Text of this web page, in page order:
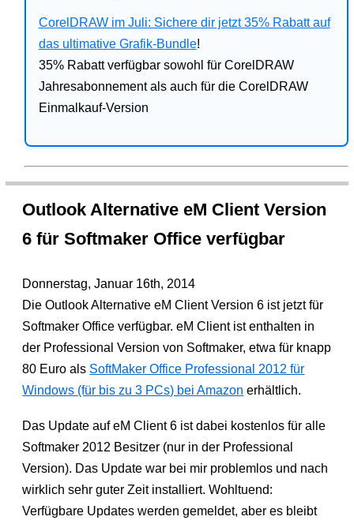
CorelDRAW im Juli: Sichere dir jetzt 35% Rabatt auf
das ultimative Grafik-Bundle!
35% Rabatt verfügbar sowohl für CorelDRAW
Jahresabonnement als auch für die CorelDRAW
Einmalkauf-Version
Outlook Alternative eM Client Version
6 für Softmaker Office verfügbar
Donnerstag, Januar 16th, 2014
Die Outlook Alternative eM Client Version 6 ist jetzt für
Softmaker Office verfügbar. eM Client ist enthalten in
der Professional Version von Softmaker, etwa für knapp
80 Euro als SoftMaker Office Professional 2012 für
Windows (für bis zu 3 PCs) bei Amazon erhältlich.
Das Update auf eM Client 6 ist dabei kostenlos für alle
Softmaker 2012 Besitzer (nur in der Professional
Version). Das Update war bei mir problemlos und nach
wirklich sehr guter Zeit installiert. Wohltuend:
Verfügbare Updates werden gemeldet, aber es bleibt